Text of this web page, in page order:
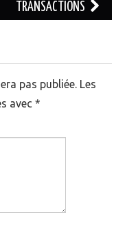
TRANSACTIONS
pas publiée. Les
avec*